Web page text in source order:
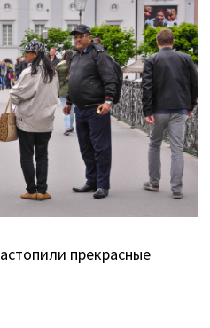
прекрасные